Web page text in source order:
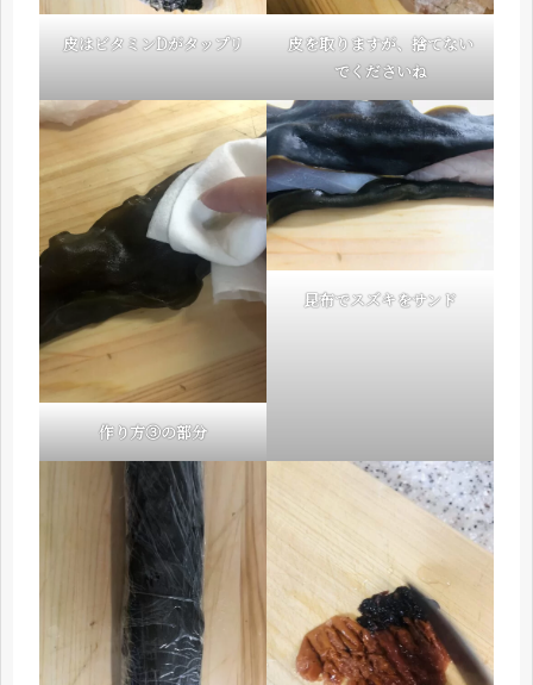
皮はビタミンDがタップリ
皮を取りますが、捨てない
でくださいね
作り方③の部分
昆布でスズキをサンド